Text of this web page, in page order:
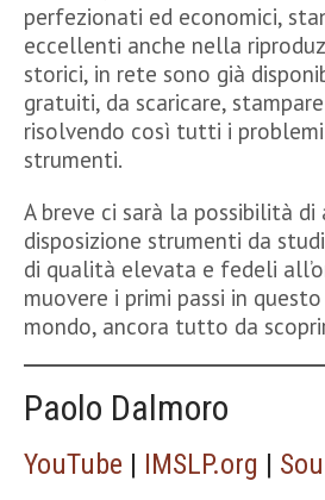
perfezionati ed economici,
eccellenti anche nella
storici, in rete sono già
gratuiti, da scaricare,
risolvendo così tutti i
strumenti.
A breve ci sarà la possibilità di
disposizione strumenti da
di qualità elevata e fedeli
muovere i primi passi in
mondo, ancora tutto da
Paolo Dalmoro
YouTube | IMSLP.org |